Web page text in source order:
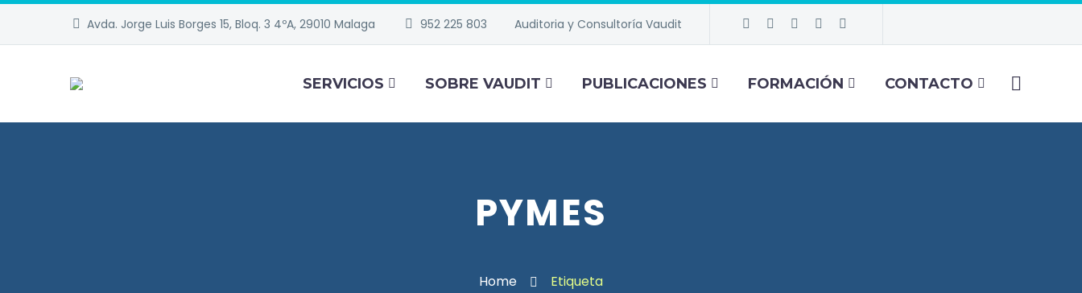
Avda. Jorge Luis Borges 15, Bloq. 3 4ºA, 29010 Malaga 952 225 803 Auditoria y Consultoría Vaudit
SERVICIOS SOBRE VAUDIT PUBLICACIONES FORMACIÓN CONTACTO
PYMES
Home Etiqueta